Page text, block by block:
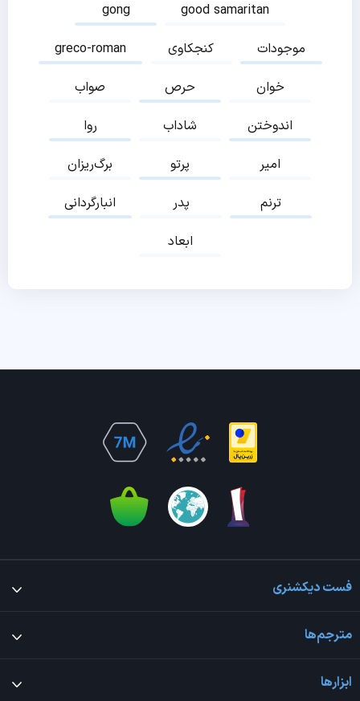
gong
good samaritan
greco-roman
کنجکاوی
موجودات
صواب
حرص
خوان
روا
شاداب
اندوختن
برگ‌ریزان
پرتو
امیر
انبارگردانی
پدر
ترنم
ابعاد
فست دیکشنری
مترجم‌ها
ابزارها